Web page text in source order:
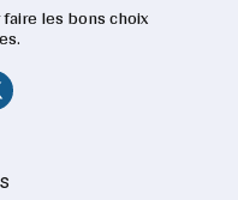
les bons choix